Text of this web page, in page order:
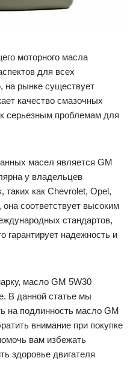
моторного масла
для всех
на рынке существует
качество смазочных
серьезным проблемам для
масел является GM
у владельцев
как Chevrolet, Opel,
соответствует высоким
стандартов,
гарантирует надежность и
масло GM 5W30
В данной статье мы
на подлинность масло GM
внимание при покупке
вам избежать
здоровье двигателя